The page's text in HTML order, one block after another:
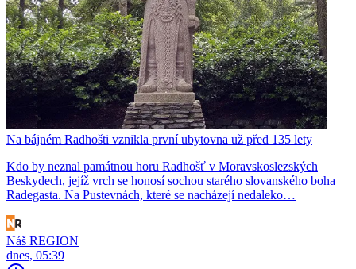
Na bájném Radhošti vznikla první ubytovna už před 135 lety
Kdo by neznal památnou horu Radhošť v Moravskoslezských
Beskydech, jejíž vrch se honosí sochou starého slovanského boha
Radegasta. Na Pustevnách, které se nacházejí nedaleko…
Náš REGION
dnes, 05:39